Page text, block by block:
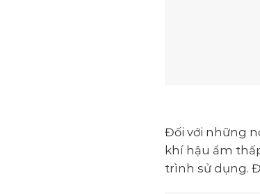
Đối với những
khí hậu ẩm
trình sử dụng.